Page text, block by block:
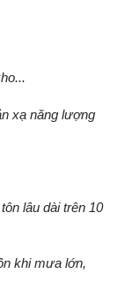
xạ năng lượng
lâu dài trên 10
khi mưa lớn,